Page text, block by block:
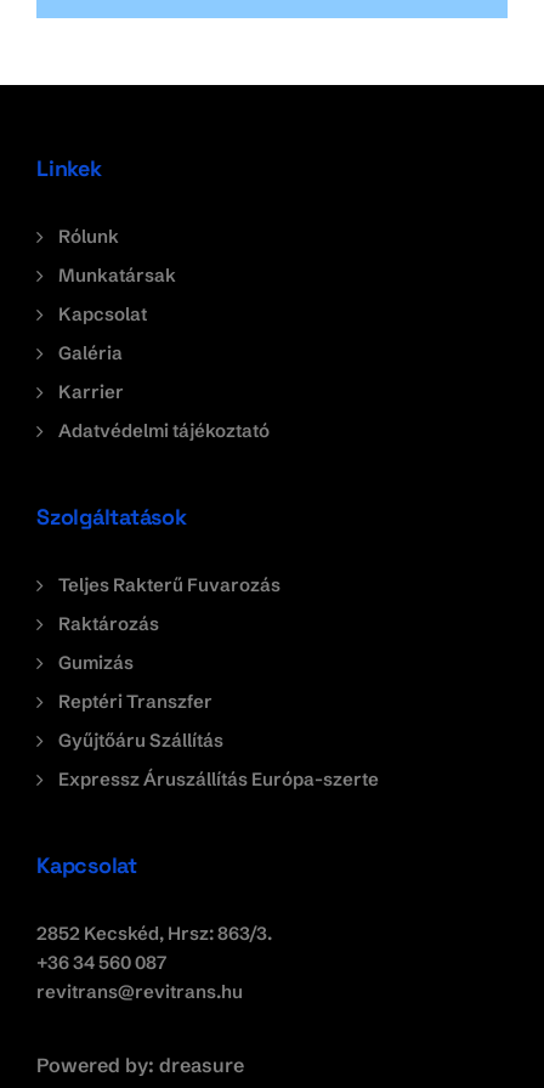
Linkek
Rólunk
Munkatársak
Kapcsolat
Galéria
Karrier
Adatvédelmi tájékoztató
Szolgáltatások
Teljes Rakterű Fuvarozás
Raktározás
Gumizás
Reptéri Transzfer
Gyűjtőáru Szállítás
Expressz Áruszállítás Európa-szerte
Kapcsolat
2852 Kecskéd, Hrsz: 863/3.
+36 34 560 087
revitrans@revitrans.hu
Powered by: dreasure